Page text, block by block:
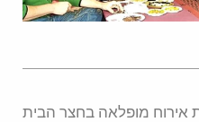
אירוח מופלאה בחצר הבית